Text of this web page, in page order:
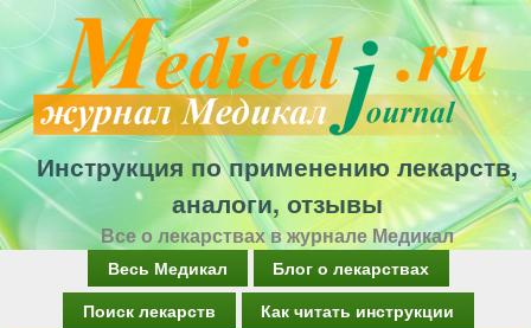
Перейти
к
основному
содержанию
Инструкция по применению лекарств,
аналоги, отзывы
Все о лекарствах в журнале Медикал
Весь Медикал
Блог о лекарствах
Поиск лекарств
Как читать инструкции